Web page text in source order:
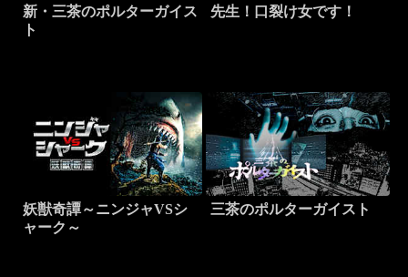
新・三茶のポルターガイス
ト
先生！口裂け女です！
妖獣奇譚～ニンジャVSシ
ャーク～
三茶のポルターガイスト